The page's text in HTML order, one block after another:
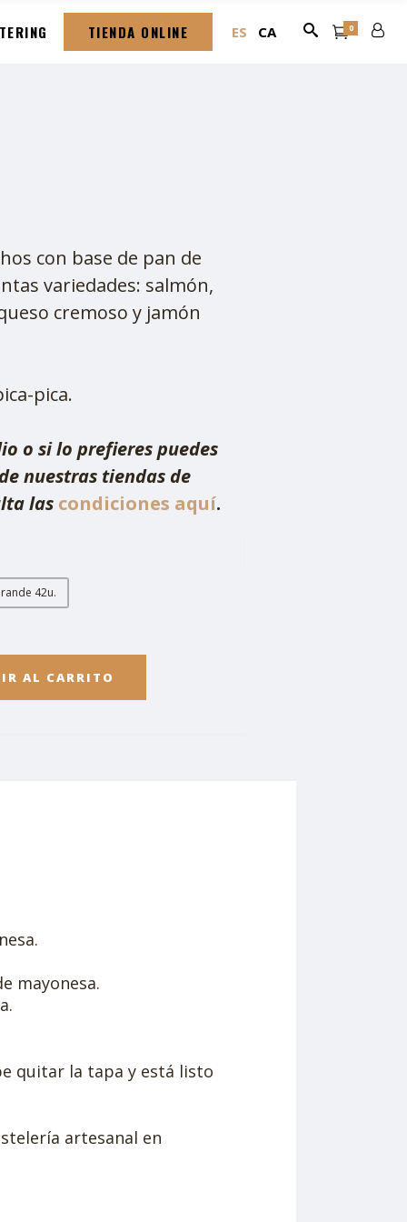
TIENDA ONLINE ES CA 0
con base de pan de
variedades: salmón,
cremoso y jamón
pica.
o si lo prefieres puedes
nuestras tiendas de
las condiciones aquí.
42u.
AL CARRITO
mayonesa.
quitar la tapa y está listo
artesanal en